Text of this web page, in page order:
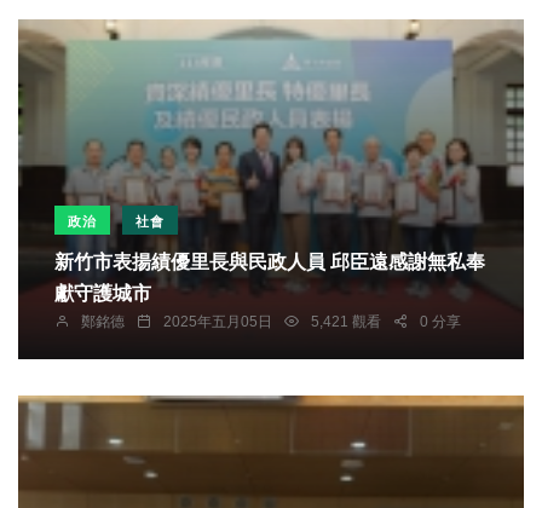
政治 社會
新竹市表揚績優里長與民政人員 邱臣遠感謝無私奉
獻守護城市
鄭銘德 2025年五月05日 5,421 觀看 0 分享